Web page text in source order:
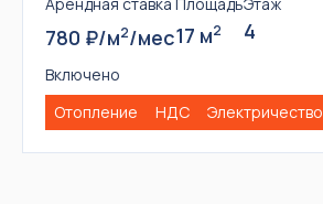
780 ₽/м2/мес17 м2 4
Включено
Отопление
НДС Электричество